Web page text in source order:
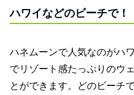
ハワイなどのビーチで！
ハネムーンで人気なのがハ
でリゾート感たっぷりのウ
とができます。どのビーチ